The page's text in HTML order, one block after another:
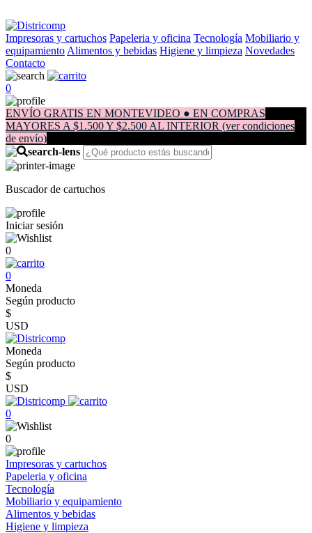
Impresoras y cartuchos Papeleria y oficina Tecnología Mobiliario y
equipamiento Alimentos y bebidas Higiene y limpieza Novedades
Contacto
0
ENVÍO GRATIS EN MONTEVIDEO ● EN COMPRAS
MAYORES A $1.500 Y $2.500 AL INTERIOR (ver condiciones
de envío)
Buscador de cartuchos
Iniciar sesión
0
0
Moneda
Según producto
$
USD
Moneda
Según producto
$
USD
0
0
Impresoras y cartuchos
Papeleria y oficina
Tecnología
Mobiliario y equipamiento
Alimentos y bebidas
Higiene y limpieza